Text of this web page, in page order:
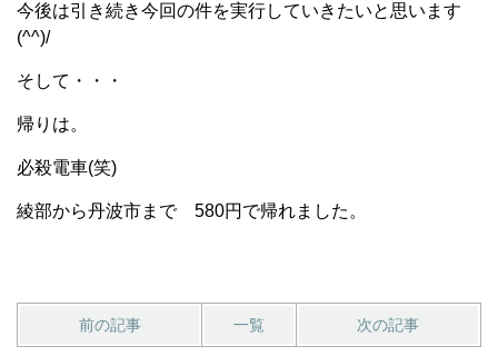
今後は引き続き今回の件を実行していきたいと思います
(^^)/
そして・・・
帰りは。
必殺電車(笑)
綾部から丹波市まで 580円で帰れました。
前の記事 一覧 次の記事